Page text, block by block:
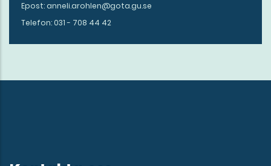
Epost: anneli.arohlen@gota.gu.se
Telefon: 031 - 708 44 42